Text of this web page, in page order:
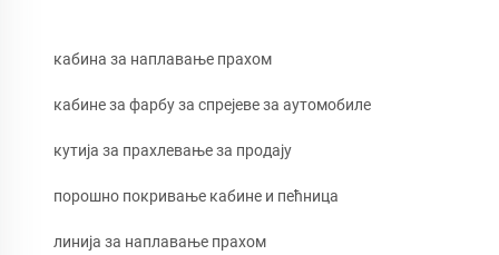
кабина за наплавање прахом
кабине за фарбу за спрејеве за аутомобиле
кутија за прахлевање за продају
порошно покривање кабине и пећница
линија за наплавање прахом